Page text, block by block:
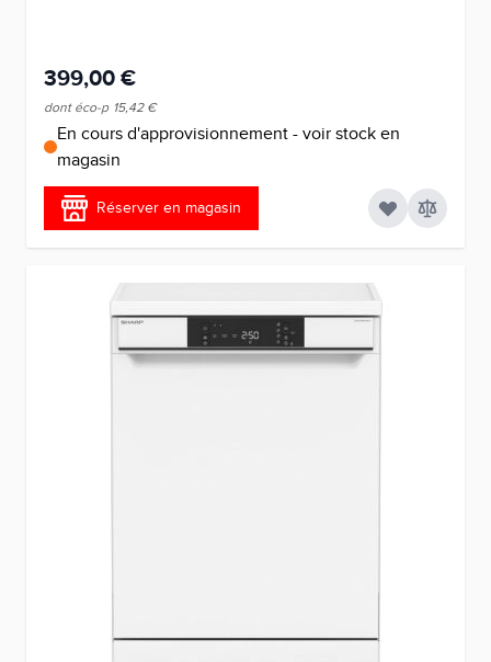
399,00 €
dont éco-p 15,42 €
En cours d'approvisionnement - voir stock en
magasin
Réserver en magasin